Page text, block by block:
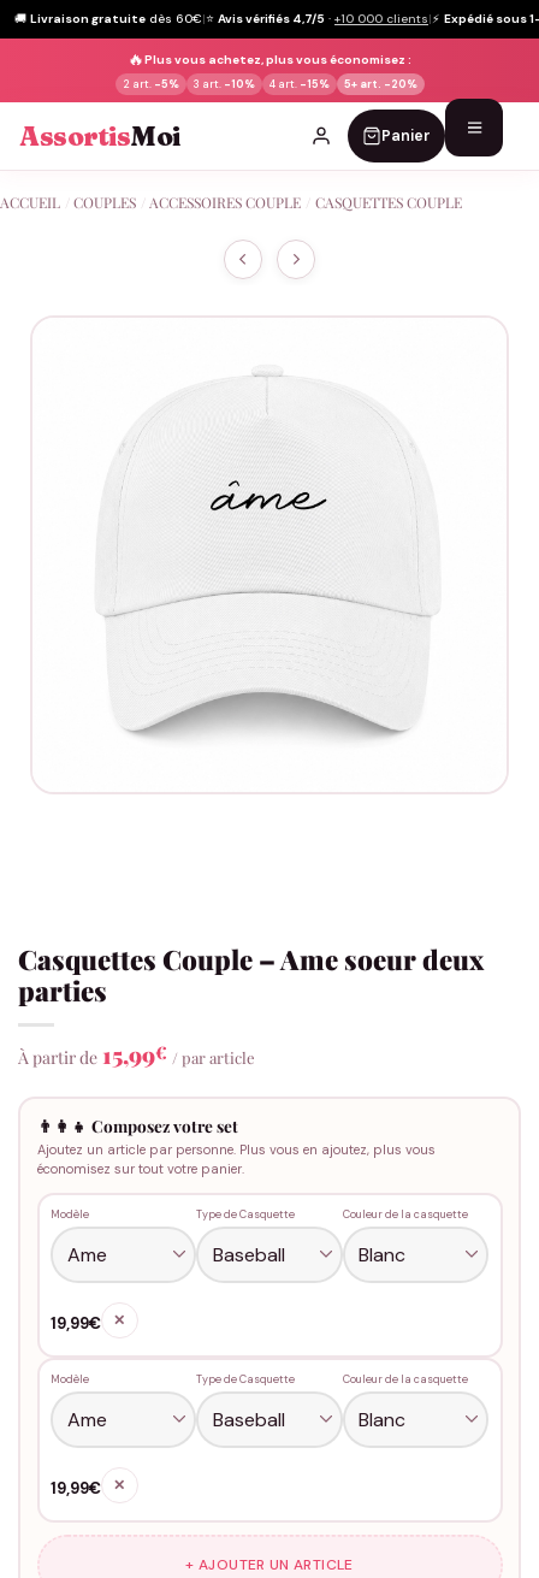
🚚 Livraison gratuite dès 60€|⭐ Avis vérifiés 4,7/5 · +10 000 clients|⚡ Expédié sous
🔥Plus vous achetez, plus vous économisez :
2 art. -5% 3 art. -10% 4 art. -15% 5+ art. -20%
AssortisMoi Panier
au
ACCUEIL COUPLES ACCESSOIRES COUPLE CASQUETTES COUPLE
Casquettes Couple – Ame soeur deux
parties
À partir de 15,99€ / par article
👨‍👩‍👧 Composez votre set
Ajoutez un article par personne. Plus vous en ajoutez, plus vous
économisez sur tout votre panier.
Modèle Type de Casquette Couleur de la casquette
19,99€ ✕
Modèle Type de Casquette Couleur de la casquette
19,99€ ✕
+ AJOUTER UN ARTICLE